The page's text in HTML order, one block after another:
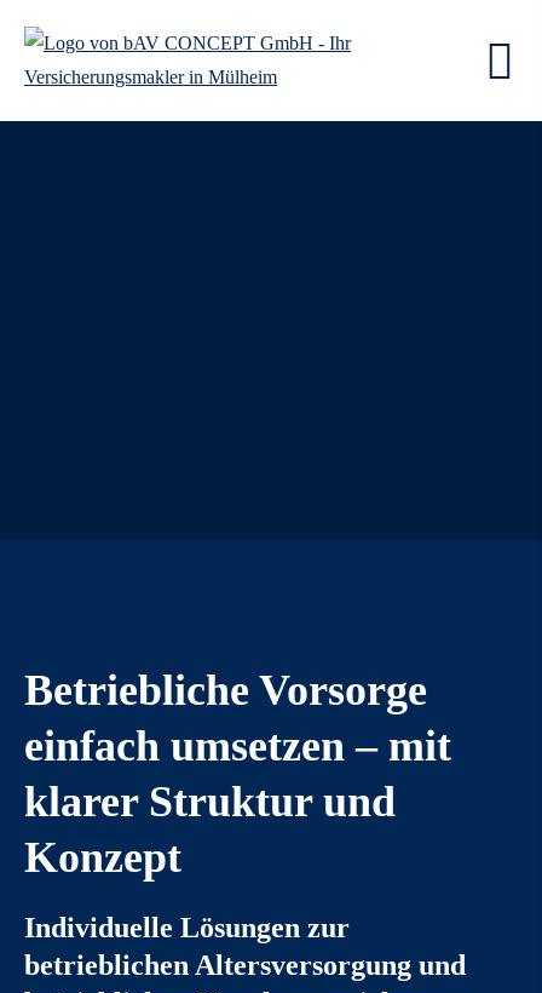
Betriebliche Vorsorge
einfach umsetzen – mit
klarer Struktur und
Konzept
Individuelle Lösungen zur
betrieblichen Altersversorgung und